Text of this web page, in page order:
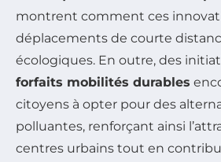
montrent comment ces
déplacements de courte
écologiques. En outre, des
forfaits mobilités durables
citoyens à opter pour des
polluantes, renforçant ainsi
centres urbains tout en